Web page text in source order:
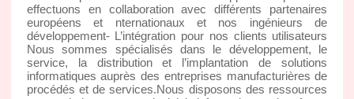
effectuons en collaboration avec différents partenaires
européens et nternationaux et nos ingénieurs de
développement- L’intégration pour nos clients utilisateurs
Nous sommes spécialisés dans le développement, le
service, la distribution et l’implantation de solutions
informatiques auprès des entreprises manufacturières de
procédés et de services.Nous disposons des ressources